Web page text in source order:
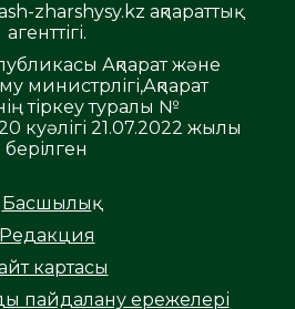
zharshysy.kz ақпараттық
агенттігі.
Ақпарат және
министрлігі,Ақпарат
тіркеу туралы №
куәлігі 21.07.2022 жылы
берілген
Басшылық
Редакция
картасы
пайдалану ережелері